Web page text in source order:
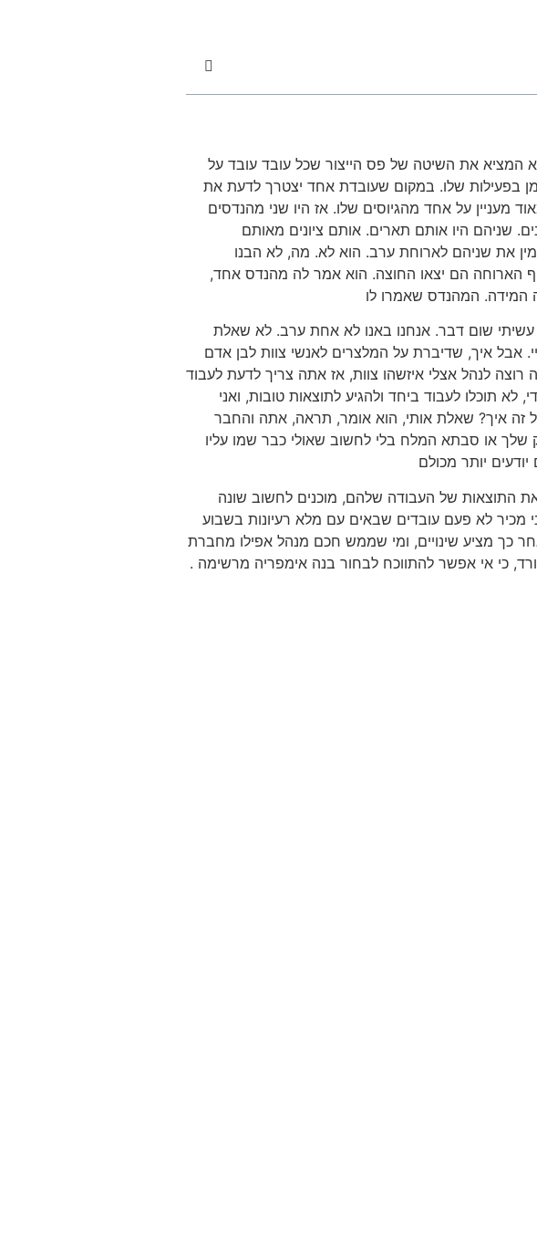
המציא את השיטה של פס הייצור שכל עובד עובד על
בפעילות שלו. במקום שעובדת אחד יצטרך לדעת את
מעניין על אחד מהגיוסים שלו. אז היו שני מהנדסים
שניהם היו אותם תארים. אותם ציונים מאותם
את שניהם לארוחת ערב. הוא לא. מה, לא הבנו
הארוחה הם יצאו החוצה. הוא אמר לה מהנדס אחד,
המידה. המהנדס שאמרו לו
שום דבר. אנחנו באנו לא אחת ערב. לא שאלת
אבל איך, שדיברת על המלצרים לאנשי צוות לבן אדם
לנהל אצלי איזשהו צוות, אז אתה צריך לדעת לעבוד
תוכלו לעבוד ביחד ולהגיע לתוצאות טובות, ואני
איך? שאלת אותי, הוא אומר, תראה, אתה והחבר
שלך או סבתא המלח בלי לחשוב שאולי כבר שמו עליו
יותר מכולם
התוצאות של העבודה שלהם, מוכנים לחשוב שונה
מכיר לא פעם עובדים שבאים עם מלא רעיונות בשבוע
כך מציע שינויים, ומי שממש חכם מנהל אפילו מחברת
כי אי אפשר להתווכח לבחור בנה אימפריה מרשימה .